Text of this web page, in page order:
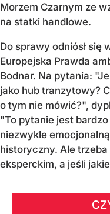
Morzem Czarnym ze
na statki handlowe.
Do sprawy odniósł się
Europejska Prawda
Bodnar. Na pytania:
jako hub tranzytowy?
o tym nie mówić?",
"To pytanie jest
niezwykle
historyczny. Ale
eksperckim, a jeśli